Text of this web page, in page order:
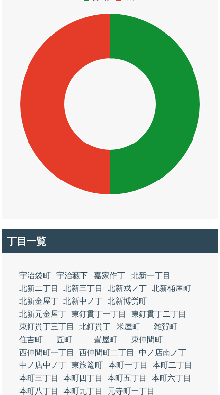
丁目一覧
宇治袋町 宇治藪下 嘉家作丁
北新一丁目
北新二丁目
北新三丁目 北新戎ノ丁 北新桶屋町
北新金屋丁 北新中ノ丁 北新博労町
北新元金屋丁 東釘貫丁一丁目
東釘貫丁二丁目
東釘貫丁三丁目
北釘貫丁 米屋町
雑賀町
住吉町
匠町 畳屋町
東仲間町
西仲間町一丁目
西仲間町二丁目
中ノ店南ノ丁
中ノ店中ノ丁 東旅篭町 本町一丁目
本町二丁目
本町三丁目
本町四丁目 本町五丁目
本町六丁目
本町八丁目
本町九丁目 元寺町一丁目